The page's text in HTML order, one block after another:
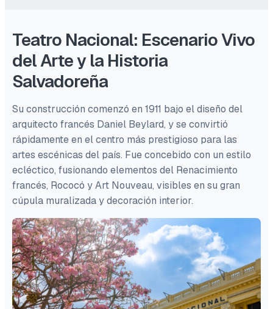
Teatro Nacional: Escenario Vivo
del Arte y la Historia
Salvadoreña
Su construcción comenzó en 1911 bajo el diseño del
arquitecto francés Daniel Beylard, y se convirtió
rápidamente en el centro más prestigioso para las
artes escénicas del país. Fue concebido con un estilo
ecléctico, fusionando elementos del Renacimiento
francés, Rococó y Art Nouveau, visibles en su gran
cúpula muralizada y decoración interior.